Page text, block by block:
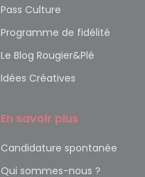
Pass Culture
Programme de fidélité
Le Blog Rougier&Plé
Idées Créatives
En savoir plus
Candidature spontanée
Qui sommes-nous ?